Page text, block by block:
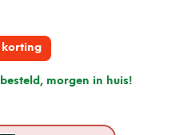
korting
morgen in huis!